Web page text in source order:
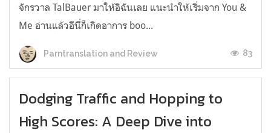
จักรวาล TalBauer มาให้อิฉันเลย แนะนำให้เริ่มจาก You &
Me อ่านแล้วอีนี่ก็เกิดอาการ boo...
Parntranslation and Review 83
Dodging Traffic and Hopping to
High Scores: A Deep Dive into